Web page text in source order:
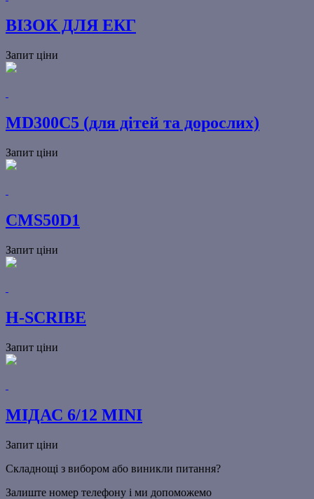
ВІЗОК ДЛЯ ЕКГ
Запит ціни
MD300C5 (для дітей та дорослих)
Запит ціни
СMS50D1
Запит ціни
H-SCRIBE
Запит ціни
МІДАС 6/12 MINI
Запит ціни
Складнощі з вибором або виникли питання?
Залиште номер телефону і ми допоможемо